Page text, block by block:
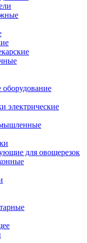
оборудование
электрические
для овощерезок